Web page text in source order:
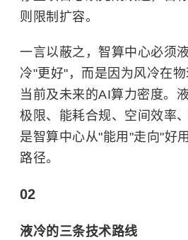
则限制扩容。
一言以蔽之，智算中心必须
冷"更好"，而是因为风冷在
当前及未来的AI算力密度。
极限、能耗合规、空间效率
是智算中心从"能用"走向"好
路径。
02
液冷的三条技术路线